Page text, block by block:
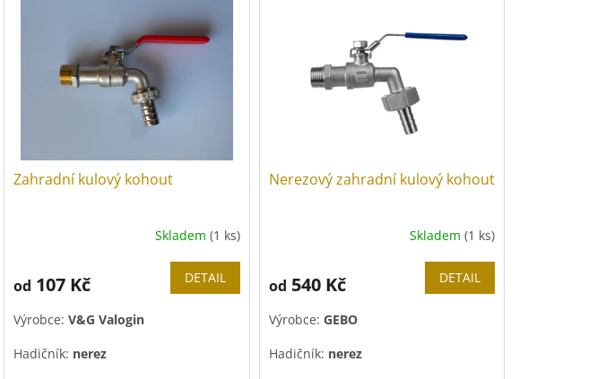
Zahradní kulový kohout
je
z
hvězdiček.
Skladem (1 ks)
od 107 Kč DETAIL
Výrobce:V&G Valogin
Hadičník: nerez
Nerezový zahradní kulový kohout
Skladem (1 ks)
od 540 Kč DETAIL
Výrobce: GEBO
Hadičník: nerez